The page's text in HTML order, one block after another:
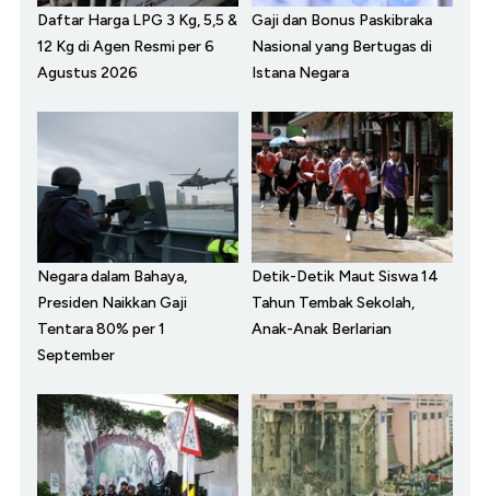
Daftar Harga LPG 3 Kg, 5,5 &
12 Kg di Agen Resmi per 6
Agustus 2026
Gaji dan Bonus Paskibraka
Nasional yang Bertugas di
Istana Negara
Negara dalam Bahaya,
Presiden Naikkan Gaji
Tentara 80% per 1
September
Detik-Detik Maut Siswa 14
Tahun Tembak Sekolah,
Anak-Anak Berlarian